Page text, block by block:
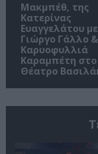
Μακμπέθ, της
Κατερίνας
Ευαγγελάτου με
Γιώργο Γάλλο &
Καρυοφυλλιά
Καραμπέτη στο
Θέατρο